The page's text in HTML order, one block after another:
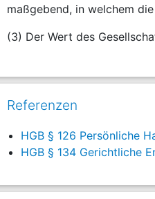
maßgebend, in welchem
(3) Der Wert des
Referenzen
HGB § 126 Persönliche
HGB § 134 Gerichtliche